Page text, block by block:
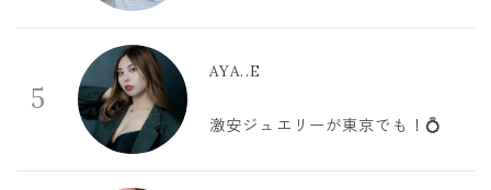
5
AYA..E
激安ジュエリーが東京でも！💍